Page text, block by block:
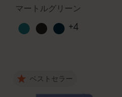
マートルグリーン
+4
ベストセラー